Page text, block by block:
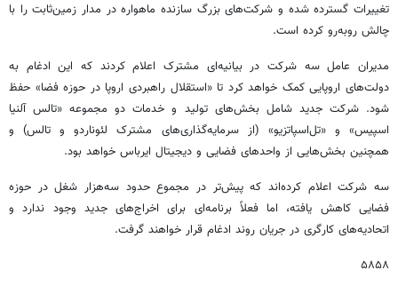
تغییرات گسترده شده و شرکت‌های بزرگ سازنده ماهواره در مدار زمین‌ثابت را با
چالش روبه‌رو کرده است.
مدیران عامل سه شرکت در بیانیه‌ای مشترک اعلام کردند که این ادغام به
دولت‌های اروپایی کمک خواهد کرد تا «استقلال راهبردی اروپا در حوزه فضا» حفظ
شود. شرکت جدید شامل بخش‌های تولید و خدمات دو مجموعه «تالس آلنیا
اسپیس» و «تل‌اسپاتزیو» (از سرمایه‌گذاری‌های مشترک لئوناردو و تالس) و
همچنین بخش‌هایی از واحدهای فضایی و دیجیتال ایرباس خواهد بود.
سه شرکت اعلام کرده‌اند که پیش‌تر در مجموع حدود سه‌هزار شغل در حوزه
فضایی کاهش یافته، اما فعلاً برنامه‌ای برای اخراج‌های جدید وجود ندارد و
اتحادیه‌های کارگری در جریان روند ادغام قرار خواهند گرفت.
۵۸۵۸